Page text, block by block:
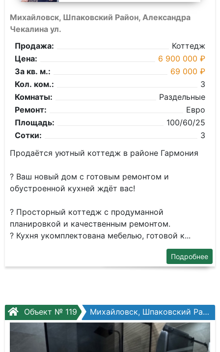
Михайловск, Шпаковский Район, Александра
Чекалина ул.
Продажа:
Коттедж
Цена:
6 900 000 ₽
За кв. м.:
69 000 ₽
Кол. ком.:
3
Комнаты:
Раздельные
Ремонт:
Евро
Площадь:
100/60/25
Сотки:
3
Продаётся уютный коттедж в районе Гармония
? Ваш новый дом с готовым ремонтом и
обустроенной кухней ждёт вас!
? Просторный коттедж с продуманной
планировкой и качественным ремонтом.
? Кухня укомплектована мебелью, готовой к...
Подробнее
Объект № 119 Михайловск, Шпаковский Район, Владимирская ул.